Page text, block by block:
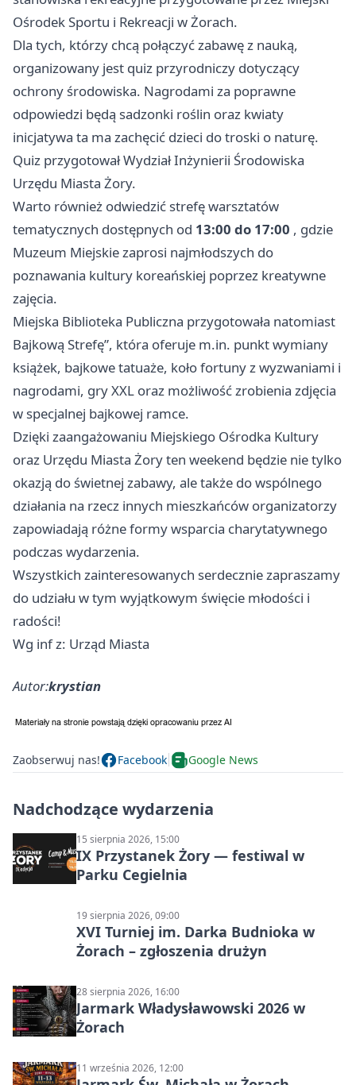
Ośrodek Sportu i Rekreacji w Żorach.
Dla tych, którzy chcą połączyć zabawę z nauką,
organizowany jest quiz przyrodniczy dotyczący
ochrony środowiska. Nagrodami za poprawne
odpowiedzi będą sadzonki roślin oraz kwiaty
inicjatywa ta ma zachęcić dzieci do troski o naturę.
Quiz przygotował Wydział Inżynierii Środowiska
Urzędu Miasta Żory.
Warto również odwiedzić strefę warsztatów
tematycznych dostępnych od 13:00 do 17:00 , gdzie
Muzeum Miejskie zaprosi najmłodszych do
poznawania kultury koreańskiej poprzez kreatywne
zajęcia.
Miejska Biblioteka Publiczna przygotowała natomiast
Bajkową Strefę”, która oferuje m.in. punkt wymiany
książek, bajkowe tatuaże, koło fortuny z wyzwaniami i
nagrodami, gry XXL oraz możliwość zrobienia zdjęcia
w specjalnej bajkowej ramce.
Dzięki zaangażowaniu Miejskiego Ośrodka Kultury
oraz Urzędu Miasta Żoryten weekend będzie nie tylko
okazją do świetnej zabawy, ale także do wspólnego
działania na rzecz innych mieszkańców organizatorzy
zapowiadają różne formy wsparcia charytatywnego
podczas wydarzenia.
Wszystkich zainteresowanych serdecznie zapraszamy
do udziału w tym wyjątkowym święcie młodości i
radości!
Wg inf z: Urząd Miasta
Autor:krystian
Zaobserwuj nas! Facebook Google News
Nadchodzące wydarzenia
15 sierpnia 2026, 15:00
IX Przystanek Żory — festiwal w
Parku Cegielnia
19 sierpnia 2026, 09:00
XVI Turniej im. Darka Budnioka w
Żorach – zgłoszenia drużyn
28 sierpnia 2026, 16:00
Jarmark Władysławowski 2026 w
Żorach
11 września 2026, 12:00